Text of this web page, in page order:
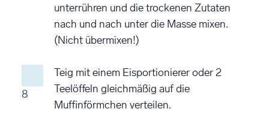
unterrühren und die trockenen Zutaten
nach und nach unter die Masse mixen.
(Nicht übermixen!)
8
Teig mit einem Eisportionierer oder 2
Teelöffeln gleichmäßig auf die
Muffinförmchen verteilen.